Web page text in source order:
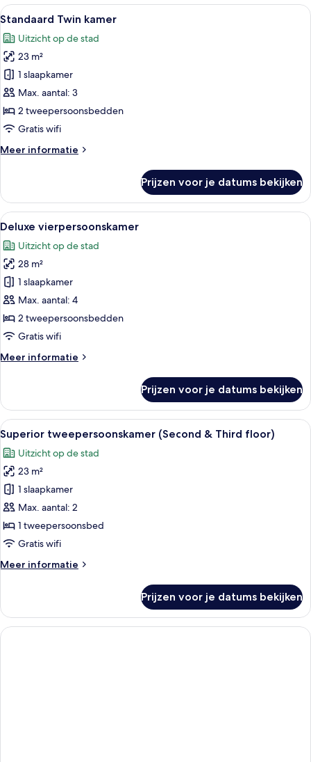
Alle
foto's
voor
Standaard
Twin
kamer
laden
Een hotelkamer met twee bedden,
5
Standaard Twin kamer
Uitzicht op de stad
23 m²
1 slaapkamer
Max. aantal: 3
2 tweepersoonsbedden
Gratis wifi
Meer informatie
Meer
Twin
kamer
Prijzen voor je datums bekijken
Alle
foto's
voor
Deluxe
vierpersoonskamer
laden
Een plattegrond met twee
3
Deluxe vierpersoonskamer
Uitzicht op de stad
28 m²
1 slaapkamer
Max. aantal: 4
2 tweepersoonsbedden
Gratis wifi
Meer informatie
Meer
vierpersoonskamer
Prijzen voor je datums bekijken
Alle
foto's
voor
Superior
tweepersoonskamer
(Second
&
Third
laden
Een hotelkamer met een bed, een
2
Superior tweepersoonskamer (Second & Third floor)
Uitzicht op de stad
23 m²
1 slaapkamer
Max. aantal: 2
1 tweepersoonsbed
Gratis wifi
Meer informatie
Meer
tweepersoonskamer
(Second
&
Prijzen voor je datums bekijken